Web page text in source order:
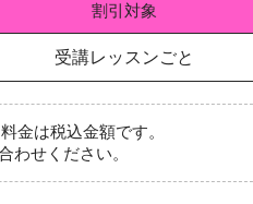
割引対象
受講レッスンごと
金は税込金額です。
せください。